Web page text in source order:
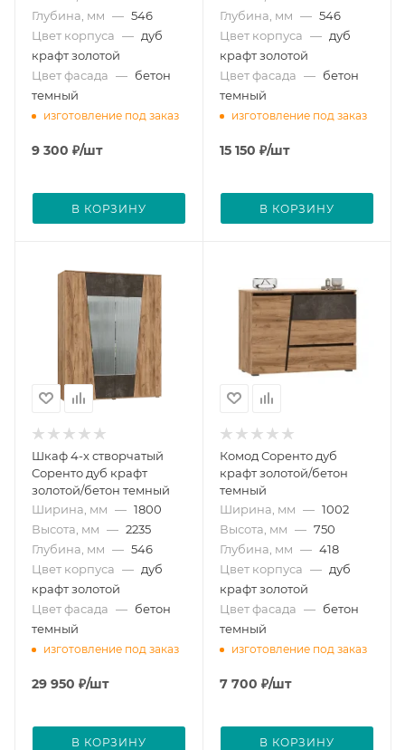
Глубина, мм — 546
Цвет корпуса — дуб
крафт золотой
Цвет фасада — бетон
темный
изготовление под заказ
9 300 ₽/шт
В КОРЗИНУ
Глубина, мм — 546
Цвет корпуса — дуб
крафт золотой
Цвет фасада — бетон
темный
изготовление под заказ
15 150 ₽/шт
В КОРЗИНУ
Шкаф 4-х створчатый
Соренто дуб крафт
золотой/бетон темный
Ширина, мм — 1800
Высота, мм — 2235
Глубина, мм — 546
Цвет корпуса — дуб
крафт золотой
Цвет фасада — бетон
темный
изготовление под заказ
29 950 ₽/шт
В КОРЗИНУ
Комод Соренто дуб
крафт золотой/бетон
темный
Ширина, мм — 1002
Высота, мм — 750
Глубина, мм — 418
Цвет корпуса — дуб
крафт золотой
Цвет фасада — бетон
темный
изготовление под заказ
7 700 ₽/шт
В КОРЗИНУ